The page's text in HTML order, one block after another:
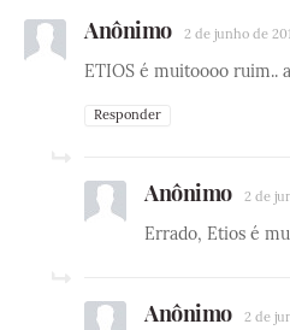
Anônimo 2 de junho de
ETIOS é muitoooo ruim..
Responder
Anônimo 2 de
Errado, Etios é
Anônimo 2 de